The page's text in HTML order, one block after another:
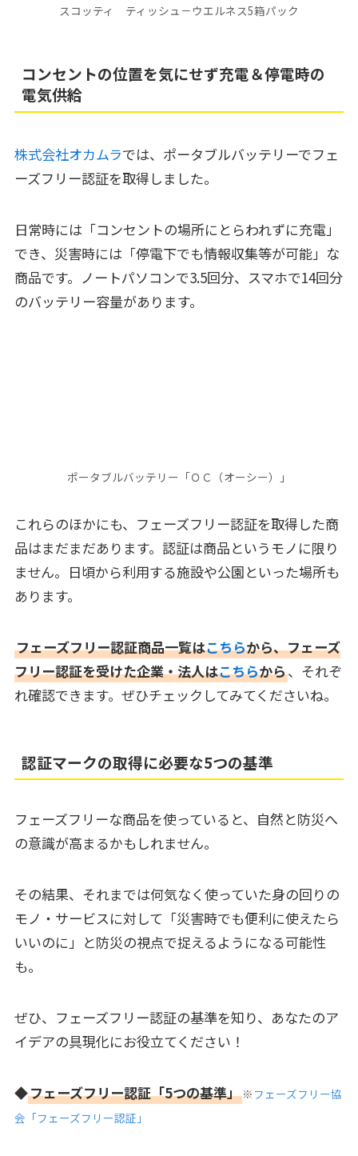
スコッティ ティッシュ－ウエルネス5箱パック
コンセントの位置を気にせず充電＆停電時の
電気供給
株式会社オカムラでは、ポータブルバッテリーでフェ
ーズフリー認証を取得しました。
日常時には「コンセントの場所にとらわれずに充電」
でき、災害時には「停電下でも情報収集等が可能」な
商品です。ノートパソコンで3.5回分、スマホで14回分
のバッテリー容量があります。
ポータブルバッテリー「ＯＣ（オーシー）」
これらのほかにも、フェーズフリー認証を取得した商
品はまだまだあります。認証は商品というモノに限り
ません。日頃から利用する施設や公園といった場所も
あります。
フェーズフリー認証商品一覧はこちらから、フェーズ
フリー認証を受けた企業・法人はこちらから、それぞ
れ確認できます。ぜひチェックしてみてくださいね。
認証マークの取得に必要な5つの基準
フェーズフリーな商品を使っていると、自然と防災へ
の意識が高まるかもしれません。
その結果、それまでは何気なく使っていた身の回りの
モノ・サービスに対して「災害時でも便利に使えたら
いいのに」と防災の視点で捉えるようになる可能性
も。
ぜひ、フェーズフリー認証の基準を知り、あなたのア
イデアの具現化にお役立てください！
◆フェーズフリー認証「5つの基準」※ フェーズフリー協
会「フェーズフリー認証」